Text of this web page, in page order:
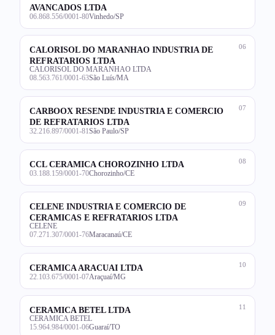
AVANCADOS LTDA
06.868.556/0001-80Vinhedo/SP
06
CALORISOL DO MARANHAO INDUSTRIA DE
REFRATARIOS LTDA
CALORISOL DO MARANHAO LTDA
08.563.761/0001-63São Luís/MA
07
CARBOOX RESENDE INDUSTRIA E COMERCIO
DE REFRATARIOS LTDA
32.216.897/0001-81 São Paulo/SP
08
CCL CERAMICA CHOROZINHO LTDA
03.188.159/0001-70Chorozinho/CE
09
CELENE INDUSTRIA E COMERCIO DE
CERAMICAS E REFRATARIOS LTDA
CELENE
07.271.307/0001-76Maracanaú/CE
10
CERAMICA ARACUAI LTDA
22.103.675/0001-07Araçuaí/MG
11
CERAMICA BETEL LTDA
CERAMICA BETEL
15.964.984/0001-06Guaraí/TO